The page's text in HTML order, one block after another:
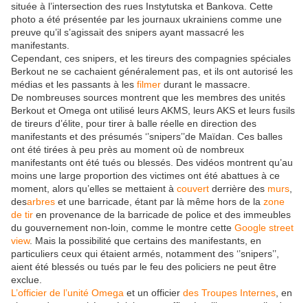
située à l’intersection des rues Instytutska et Bankova. Cette
photo a été présentée par les journaux ukrainiens comme une
preuve qu’il s’agissait des snipers ayant massacré les
manifestants.
Cependant, ces snipers, et les tireurs des compagnies spéciales
Berkout ne se cachaient généralement pas, et ils ont autorisé les
médias et les passants à les filmer durant le massacre.
De nombreuses sources montrent que les membres des unités
Berkout et Omega ont utilisé leurs AKMS, leurs AKS et leurs fusils
de tireurs d’élite, pour tirer à balle réelle en direction des
manifestants et des présumés ‘’snipers’’de Maïdan. Ces balles
ont été tirées à peu près au moment où de nombreux
manifestants ont été tués ou blessés. Des vidéos montrent qu’au
moins une large proportion des victimes ont été abattues à ce
moment, alors qu’elles se mettaient à couvert derrière des murs,
desarbres et une barricade, étant par là même hors de la zone
de tir en provenance de la barricade de police et des immeubles
du gouvernement non-loin, comme le montre cette Google street
view. Mais la possibilité que certains des manifestants, en
particuliers ceux qui étaient armés, notamment des ‘’snipers’’,
aient été blessés ou tués par le feu des policiers ne peut être
exclue.
L’officier de l’unité Omega et un officier des Troupes Internes, en